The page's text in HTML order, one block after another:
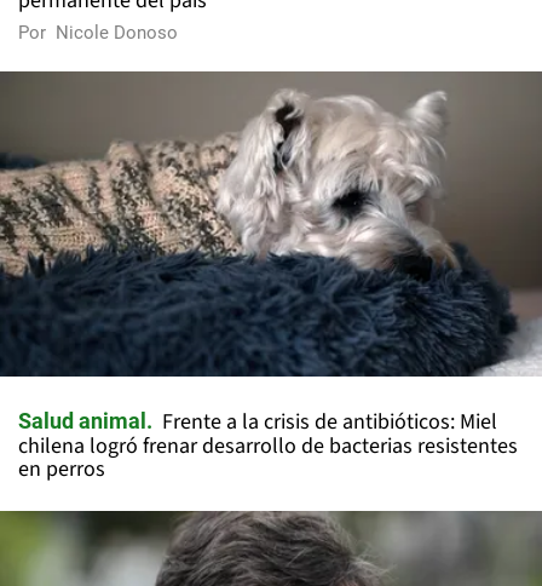
Por Nicole Donoso
Salud animal
Frente a la crisis de antibióticos: Miel
chilena logró frenar desarrollo de bacterias resistentes
en perros